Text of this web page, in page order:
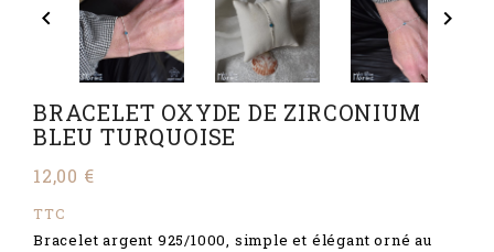
 
BRACELET OXYDE DE ZIRCONIUM
BLEU TURQUOISE
12,00 €
TTC
Bracelet argent 925/1000, simple et élégant orné au